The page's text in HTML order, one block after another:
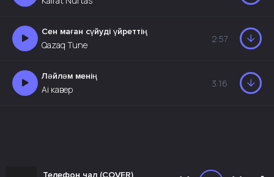
Сен маған сүйуді үйреттің
Qazaq Tune
2:57
Ләйләм менің
Аі кавер
3:16
Телефон чал (COVER)